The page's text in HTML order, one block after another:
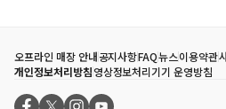
오프라인 매장 안내공지사항FAQ뉴스이용약관
개인정보처리방침영상정보처리기기 운영방침